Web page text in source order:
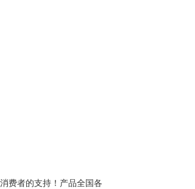
费者的支持！产品全国各